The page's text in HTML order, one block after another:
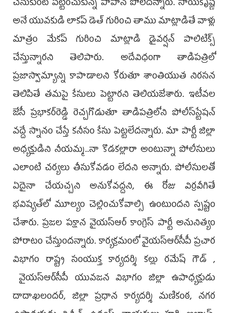
చేసుకుంటే పట్టించుకున్న పాపాన పోలేదన్నారు. సాయికృష్ణ
అనే యువకుడి లాకప్‌ డెత్‌ గురించి తాము మాట్లాడితే వాళ్లు
మాత్రం మేకప్‌ గురించి మాట్లాడి డైవర్షన్‌ పాలిటిక్స్‌
చేస్తున్నారని తెలిపారు. అదేవిధంగా తాడిపత్రిలో
ప్రజాస్వామ్యాన్ని కాపాడాలని కోరుతూ శాంతియుత నిరసన
తెలిపితే తమపై కేసులు పెట్టారని తెలియజేశారు. ఇటీవల
జేసీ ప్రభాకర్‌రెడ్డి రెచ్చగొడుతూ తాడిపత్రిలోని పోలీస్‌స్టేషన్‌
వద్దే స్నానం చేస్తే కనీసం కేసు పెట్టలేదన్నారు. మా పార్టీ జిల్లా
అధ్యక్షుడిని నీయమ్మ..నా కొడకల్లారా అంటున్నా పోలీసులు
ఎలాంటి చర్యలు తీసుకోవడం లేదని అన్నారు. పోలీసులతో
ఏదైనా చేయచ్చని అనుకోవద్దని, ఈ రోజు విర్రవీగితే
భవిష్యత్‌లో మూల్యం చెల్లించుకోవాల్సి ఉంటుందని స్పష్టం
చేశారు. ప్రజల పక్షాన వైయ‌స్‌ఆర్‌ కాంగ్రెస్‌ పార్టీ అనునిత్యం
పోరాటం చేస్తుందన్నారు. కార్యక్రమంలో వైయ‌స్ఆర్‌సీపీ ప్రచార
విభాగం రాష్ట్ర సంయుక్త కార్యదర్శి కల్లు రమేష్ గౌడ్ ,
వైయ‌స్ఆర్‌సీపీ యువజన విభాగం జిల్లా ఉపాధ్యక్షుడు
దాదాఖలందర్, జిల్లా ప్రధాన కార్యదర్శి మణికంఠ, నగర